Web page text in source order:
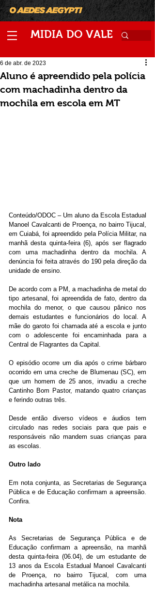
MIDIA DO VALE
Aluno é apreendido pela polícia
com machadinha dentro da
mochila em escola em MT
6 de abr. de 2023
Conteúdo/ODOC – Um aluno da Escola Estadual
Manoel Cavalcanti de Proença, no bairro Tijucal,
em Cuiabá, foi apreendido pela Polícia Militar, na
manhã desta quinta-feira (6), após ser flagrado
com uma machadinha dentro da mochila. A
denúncia foi feita através do 190 pela direção da
unidade de ensino.
De acordo com a PM, a machadinha de metal do
tipo artesanal, foi apreendida de fato, dentro da
mochila do menor, o que causou pânico nos
demais estudantes e funcionários do local. A
mãe do garoto foi chamada até a escola e junto
com o adolescente foi encaminhada para a
Central de Flagrantes da Capital.
O episódio ocorre um dia após o crime bárbaro
ocorrido em uma creche de Blumenau (SC), em
que um homem de 25 anos, invadiu a creche
Cantinho Bom Pastor, matando quatro crianças
e ferindo outras três.
Desde então diverso vídeos e áudios tem
circulado nas redes sociais para que pais e
responsáveis não mandem suas crianças para
as escolas.
Outro lado
Em nota conjunta, as Secretarias de Segurança
Pública e de Educação confirmam a apreensão.
Confira.
Nota
As Secretarias de Segurança Pública e de
Educação confirmam a apreensão, na manhã
desta quinta-feira (06.04), de um estudante de
13 anos da Escola Estadual Manoel Cavalcanti
de Proença, no bairro Tijucal, com uma
machadinha artesanal metálica na mochila.